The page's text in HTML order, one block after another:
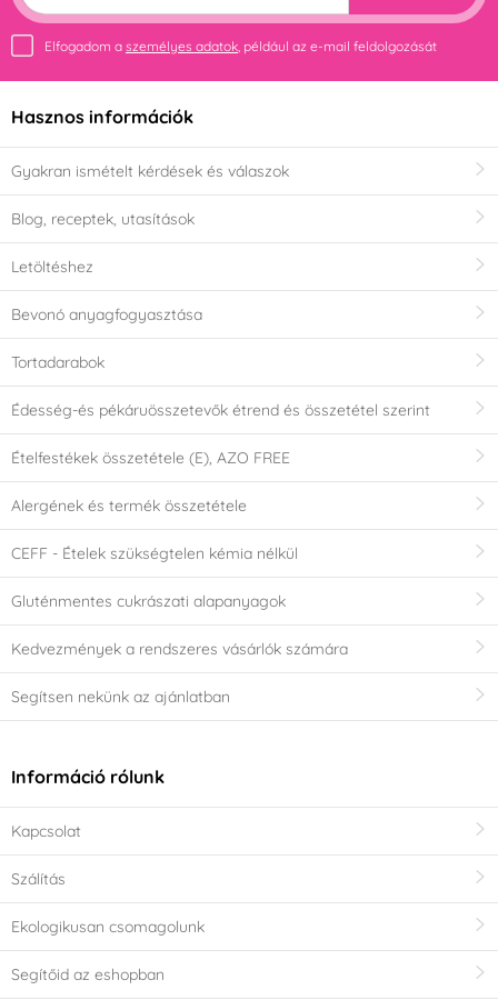
Elfogadom a személyes adatok, például az e-mail feldolgozását
Hasznos információk
Gyakran ismételt kérdések és válaszok
Blog, receptek, utasítások
Letöltéshez
Bevonó anyagfogyasztása
Tortadarabok
Édesség-és pékáruösszetevők étrend és összetétel szerint
Ételfestékek összetétele (E), AZO FREE
Alergének és termék összetétele
CEFF - Ételek szükségtelen kémia nélkül
Gluténmentes cukrászati alapanyagok
Kedvezmények a rendszeres vásárlók számára
Segítsen nekünk az ajánlatban
Információ rólunk
Kapcsolat
Szálítás
Ekologikusan csomagolunk
Segítőid az eshopban